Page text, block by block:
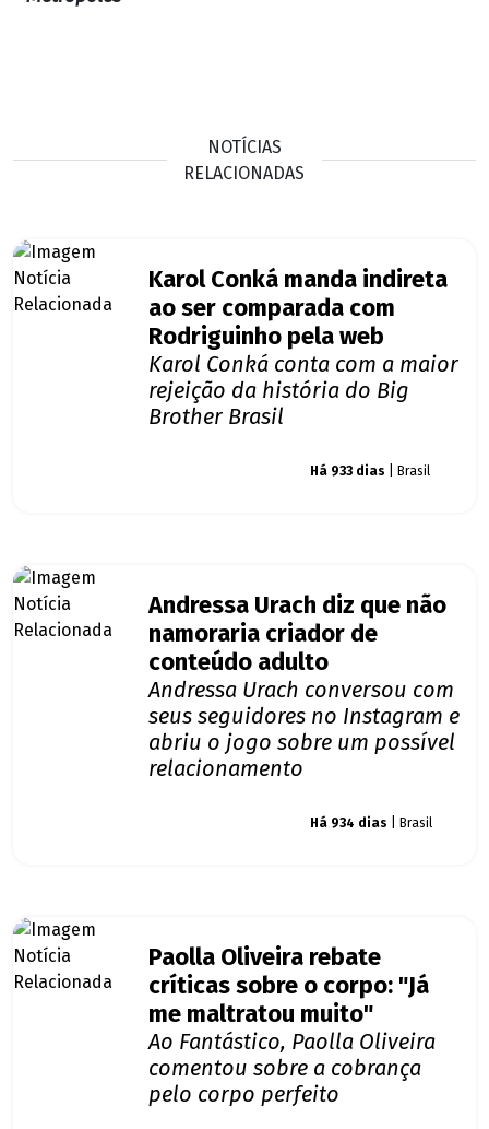
NOTÍCIAS
RELACIONADAS
Karol Conká manda indireta
ao ser comparada com
Rodriguinho pela web
Karol Conká conta com a maior
rejeição da história do Big
Brother Brasil
Há 933 dias | Brasil
Andressa Urach diz que não
namoraria criador de
conteúdo adulto
Andressa Urach conversou com
seus seguidores no Instagram e
abriu o jogo sobre um possível
relacionamento
Há 934 dias | Brasil
Paolla Oliveira rebate
críticas sobre o corpo: "Já
me maltratou muito"
Ao Fantástico, Paolla Oliveira
comentou sobre a cobrança
pelo corpo perfeito